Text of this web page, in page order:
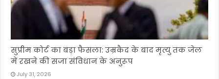
सुप्रीम कोर्ट का बड़ा फैसला: उम्रकैद के बाद मृत्यु तक जेल
में रखने की सजा संविधान के अनुरूप
July 31, 2026